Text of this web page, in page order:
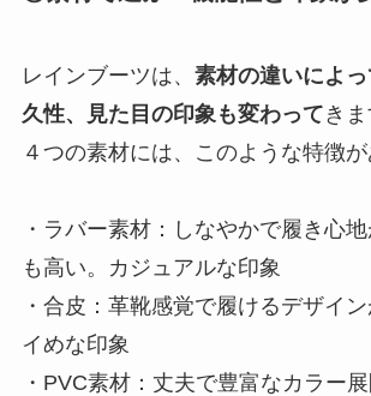
レインブーツは、 素材の違いによ
久性、見た目の印象も変わって き
４つの素材には、このような特徴が
・ラバー素材：しなやかで履き心
も高い。カジュアルな印象
・合皮：革靴感覚で履けるデザイ
イめな印象
・PVC素材：丈夫で豊富なカラー